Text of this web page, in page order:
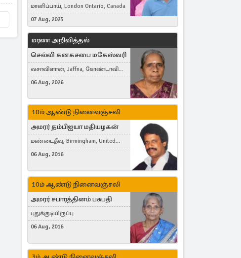
மானிப்பாய், London Ontario, Canada
07 Aug, 2025
மரண அறிவித்தல்
செல்வி கனகசபை மகேஸ்வரி
வசாவிளான், Jaffna, கோண்டாவில்
கிழக்கு
06 Aug, 2026
10ம் ஆண்டு நினைவஞ்சலி
அமரர் தம்பிஐயா மதியழகன்
மண்டைதீவு, Birmingham, United
Kingdom
06 Aug, 2016
10ம் ஆண்டு நினைவஞ்சலி
அமரர் சபாரத்தினம் பசுபதி
புதுக்குடியிருப்பு
06 Aug, 2016